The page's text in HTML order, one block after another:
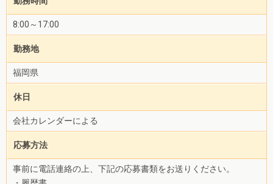
8:00～17:00
勤務地
福岡県
休日
会社カレンダーによる
応募方法
事前に電話連絡の上、下記の応募書類をお送りください。